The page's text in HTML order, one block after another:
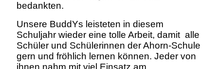
bedankten.
Unsere BuddYs leisteten in diesem
Schuljahr wieder eine tolle Arbeit, damit alle
Schüler und Schülerinnen der Ahorn-Schule
gern und fröhlich lernen können. Jeder von
ihnen nahm mit viel Einsatz am